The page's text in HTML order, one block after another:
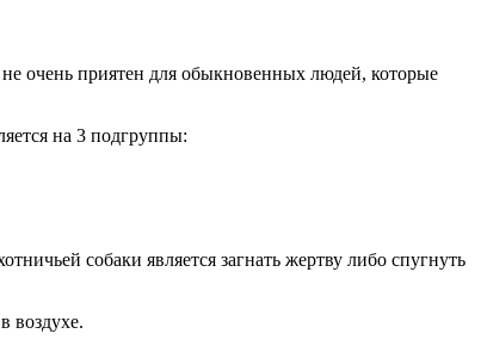
очень приятен для обыкновенных людей, которые
на 3 подгруппы:
собаки является загнать жертву либо спугнуть
воздухе.